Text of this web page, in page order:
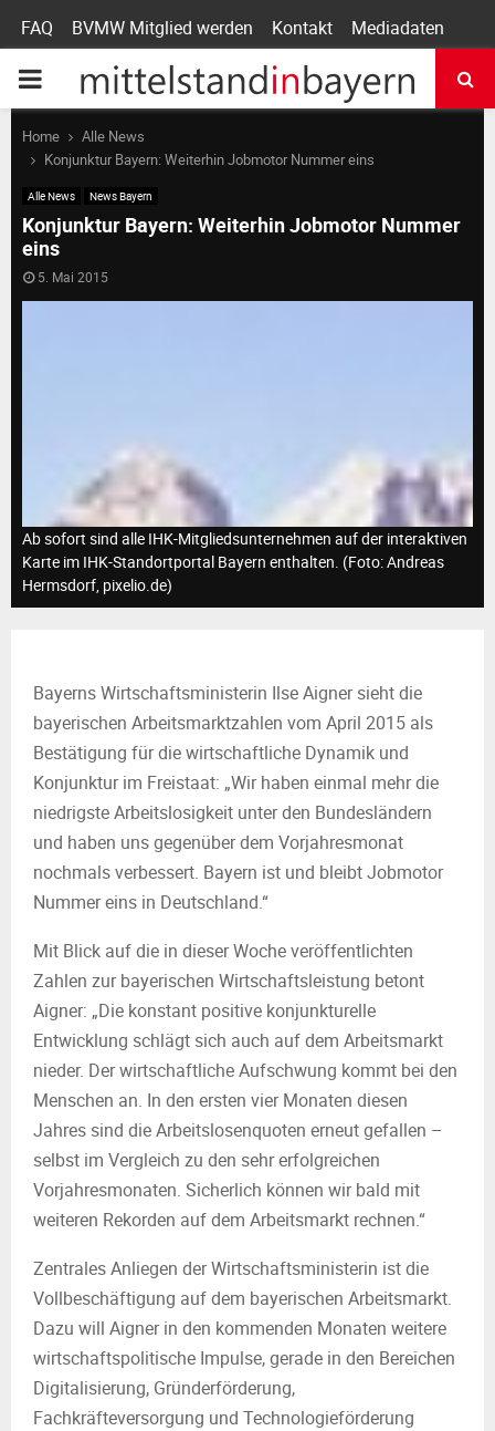
FAQ BVMW Mitglied werden Kontakt Mediadaten
P
R
M
E
N
Home
Alle News
Konjunktur Bayern: Weiterhin Jobmotor Nummer eins
Alle News News Bayern
Konjunktur Bayern: Weiterhin Jobmotor Nummer
eins
5. Mai 2015
Ab sofort sind alle IHK-Mitgliedsunternehmen auf der interaktiven
Karte im IHK-Standortportal Bayern enthalten. (Foto: Andreas
Hermsdorf, pixelio.de)
Bayerns Wirtschaftsministerin Ilse Aigner sieht die
bayerischen Arbeitsmarktzahlen vom April 2015 als
Bestätigung für die wirtschaftliche Dynamik und
Konjunktur im Freistaat: „Wir haben einmal mehr die
niedrigste Arbeitslosigkeit unter den Bundesländern
und haben uns gegenüber dem Vorjahresmonat
nochmals verbessert. Bayern ist und bleibt Jobmotor
Nummer eins in Deutschland.“
Mit Blick auf die in dieser Woche veröffentlichten
Zahlen zur bayerischen Wirtschaftsleistung betont
Aigner: „Die konstant positive konjunkturelle
Entwicklung schlägt sich auch auf dem Arbeitsmarkt
nieder. Der wirtschaftliche Aufschwung kommt bei den
Menschen an. In den ersten vier Monaten diesen
Jahres sind die Arbeitslosenquoten erneut gefallen –
selbst im Vergleich zu den sehr erfolgreichen
Vorjahresmonaten. Sicherlich können wir bald mit
weiteren Rekorden auf dem Arbeitsmarkt rechnen.“
Zentrales Anliegen der Wirtschaftsministerin ist die
Vollbeschäftigung auf dem bayerischen Arbeitsmarkt.
Dazu will Aigner in den kommenden Monaten weitere
wirtschaftspolitische Impulse, gerade in den Bereichen
Digitalisierung, Gründerförderung,
Fachkräfteversorgung und Technologieförderung